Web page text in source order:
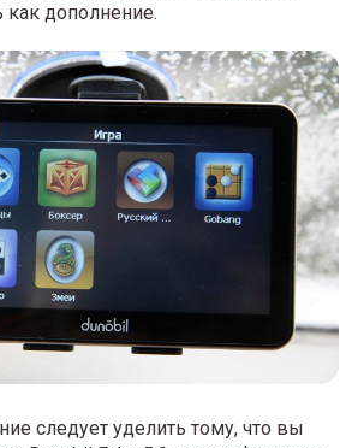
дополнение.
следует уделить тому, что вы